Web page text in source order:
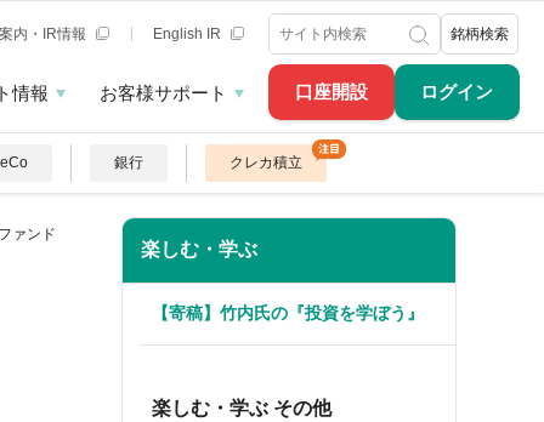
口座開設 ログイン
内・IR情報 English IR 銘柄検索
情報 お客様サポート
銀行 クレカ積立
ァンド
楽しむ・学ぶ
【寄稿】竹内氏の『投資を学ぼう』
楽しむ・学ぶ その他